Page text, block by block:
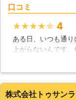
口コミ
★★★★★ 4
ある日、いつも通
上がらないんです
したが、即日対応
た。今後も何かあっ
株式会社トゥサン